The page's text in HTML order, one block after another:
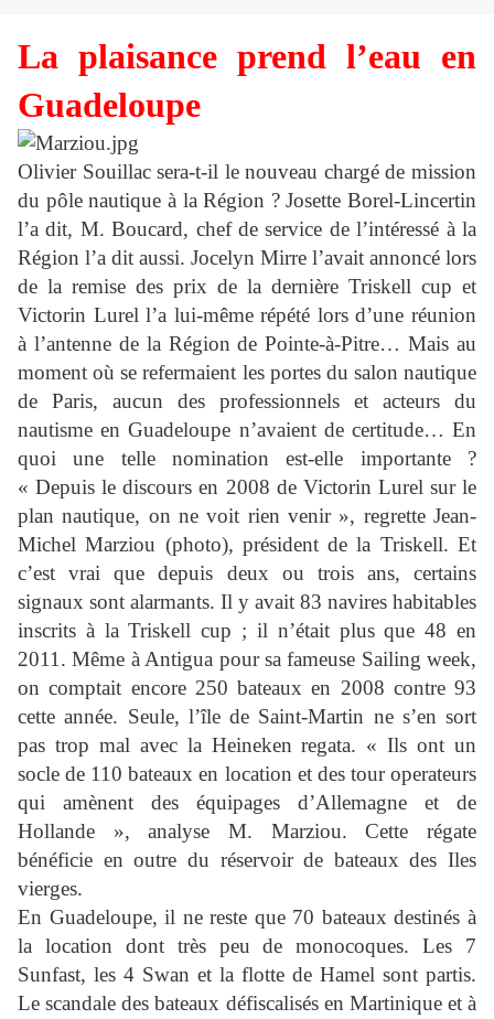
La plaisance prend l’eau en
Guadeloupe
Olivier Souillac sera-t-il le nouveau chargé de mission
du pôle nautique à la Région ? Josette Borel-Lincertin
l’a dit, M. Boucard, chef de service de l’intéressé à la
Région l’a dit aussi. Jocelyn Mirre l’avait annoncé lors
de la remise des prix de la dernière Triskell cup et
Victorin Lurel l’a lui-même répété lors d’une réunion
à l’antenne de la Région de Pointe-à-Pitre… Mais au
moment où se refermaient les portes du salon nautique
de Paris, aucun des professionnels et acteurs du
nautisme en Guadeloupe n’avaient de certitude… En
quoi une telle nomination est-elle importante ?
« Depuis le discours en 2008 de Victorin Lurel sur le
plan nautique, on ne voit rien venir », regrette Jean-
Michel Marziou (photo), président de la Triskell. Et
c’est vrai que depuis deux ou trois ans, certains
signaux sont alarmants. Il y avait 83 navires habitables
inscrits à la Triskell cup ; il n’était plus que 48 en
2011. Même à Antigua pour sa fameuse Sailing week,
on comptait encore 250 bateaux en 2008 contre 93
cette année. Seule, l’île de Saint-Martin ne s’en sort
pas trop mal avec la Heineken regata. « Ils ont un
socle de 110 bateaux en location et des tour operateurs
qui amènent des équipages d’Allemagne et de
Hollande », analyse M. Marziou. Cette régate
bénéficie en outre du réservoir de bateaux des Iles
vierges.
En Guadeloupe, il ne reste que 70 bateaux destinés à
la location dont très peu de monocoques. Les 7
Sunfast, les 4 Swan et la flotte de Hamel sont partis.
Le scandale des bateaux défiscalisés en Martinique et à